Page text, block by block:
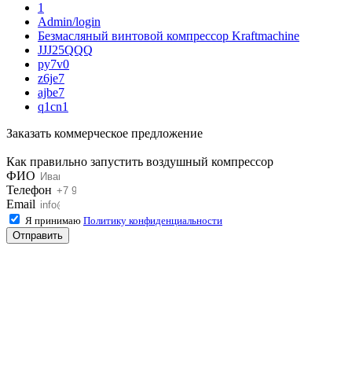
1
Admin/login
Безмасляный винтовой компрессор Kraftmaсhine
JJJ25QQQ
py7v0
z6je7
ajbe7
q1cn1
Заказать коммерческое предложение
Как правильно запустить воздушный компрессор
ФИО
Телефон
Email
Я принимаю Политику конфиденциальности
Отправить